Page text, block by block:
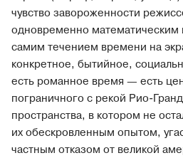
чувство завороженности
одновременно математическим
самим течением времени на
конкретное, бытийное,
есть романное время — есть
пограничного с рекой Рио-
пространства, в котором не
их обескровленным опытом,
частным отказом от великой